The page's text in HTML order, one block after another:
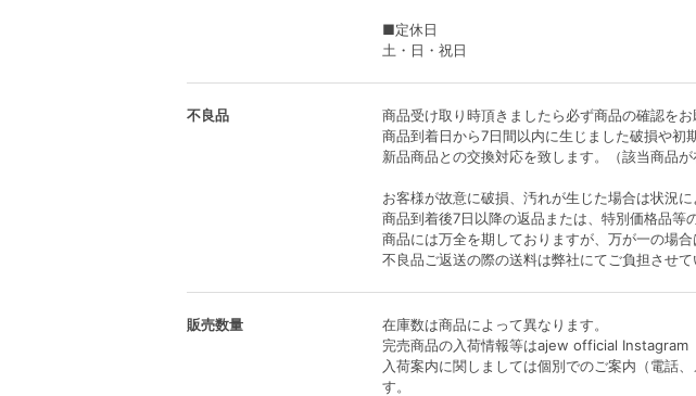
■定休日
土・日・祝日
不良品
商品受け取り時頂きましたら必ず商品の確認をお
商品到着日から7日間以内に生じました破損や初
新品商品との交換対応を致します。（該当商品
お客様が故意に破損、汚れが生じた場合は状況
商品到着後7日以降の返品または、特別価格品等
商品には万全を期しておりますが、万が一の場
不良品ご返送の際の送料は弊社にてご負担させ
販売数量
在庫数は商品によって異なります。
完売商品の入荷情報等はajew official Instagram
入荷案内に関しましては個別でのご案内（電話
す。